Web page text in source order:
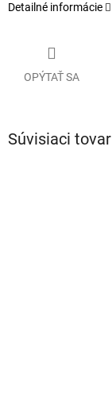
Detailné informácie
OPÝTAŤ SA
Súvisiaci tovar